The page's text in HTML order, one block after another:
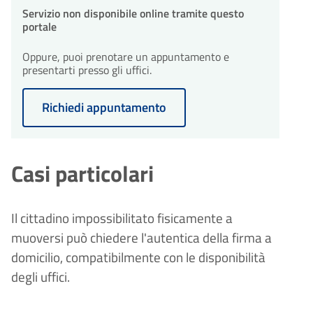
Servizio non disponibile online tramite questo
portale
Oppure, puoi prenotare un appuntamento e
presentarti presso gli uffici.
Richiedi appuntamento
Casi particolari
Il cittadino impossibilitato fisicamente a
muoversi può chiedere l'autentica della firma a
domicilio, compatibilmente con le disponibilità
degli uffici.